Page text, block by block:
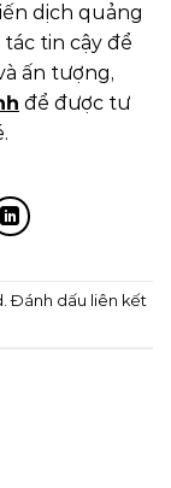
dịch quảng
tin cậy để
ấn tượng,
để được tư
. Đánh dấu liên kết